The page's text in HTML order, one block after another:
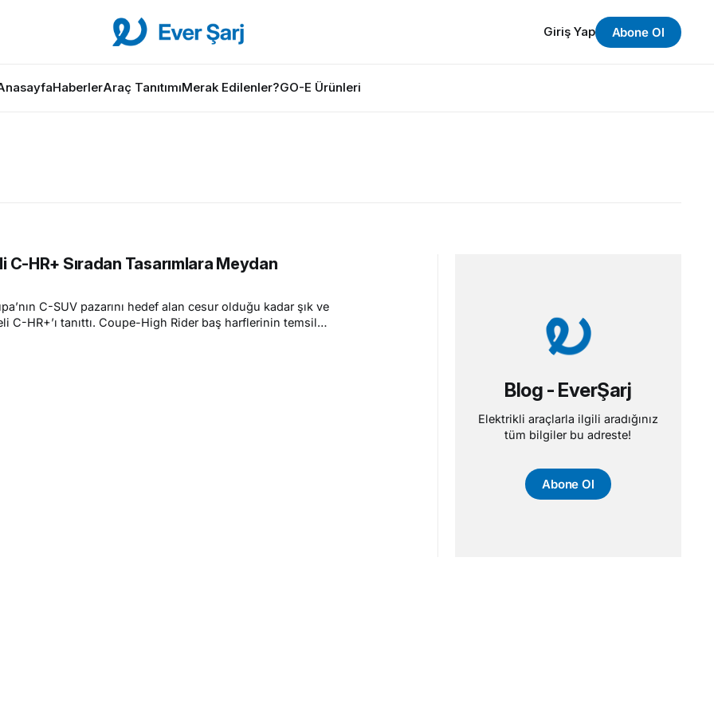
HaberlerAraç TanıtımıMerak Edilenler?GO-E Ürünleri
Giriş Yap Abone Ol
HR+ Sıradan Tasarımlara Meydan
C-SUV pazarını hedef alan cesur olduğu kadar şık ve
C-HR+’ı tanıttı. Coupe-High Rider baş harflerinin temsil
Blog - EverŞarj
Elektrikli araçlarla ilgili aradığınız
tüm bilgiler bu adreste!
Abone Ol